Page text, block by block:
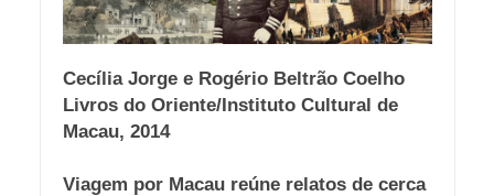
Cecília Jorge e Rogério Beltrão Coelho
Livros do Oriente/Instituto Cultural de
Macau, 2014
Viagem por Macau reúne relatos de cerca